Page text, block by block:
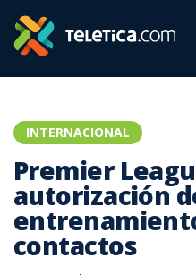
INTERNACIONAL
Premier
autorización
contactos